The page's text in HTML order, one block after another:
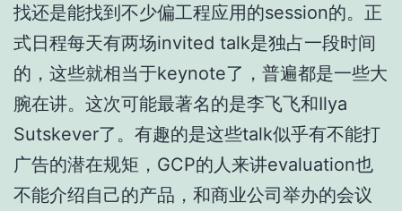
找还是能找到不少偏工程应用的session的。正
式日程每天有两场invited talk是独占一段时间
的，这些就相当于keynote了，普遍都是一些大
腕在讲。这次可能最著名的是李飞飞和Ilya
Sutskever了。有趣的是这些talk似乎有不能打
广告的潜在规矩，GCP的人来讲evaluation也
不能介绍自己的产品，和商业公司举办的会议